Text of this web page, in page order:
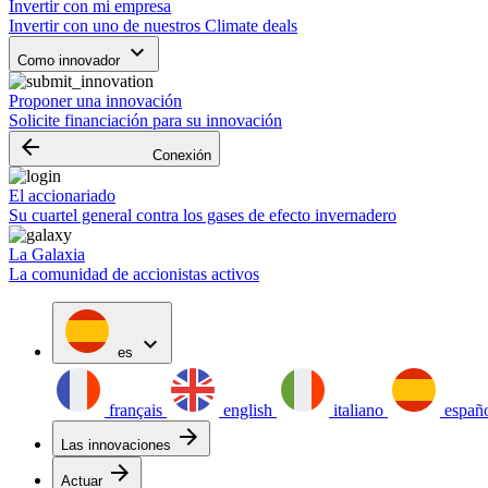
Invertir con mi empresa
Invertir con uno de nuestros Climate deals
Como innovador keyboard_arrow_down
Proponer una innovación
Solicite financiación para su innovación
arrow_backward Conexión
El accionariado
Su cuartel general contra los gases de efecto invernadero
La Galaxia
La comunidad de accionistas activos
es expand_more
français english italiano
Las innovaciones arrow_forward
Actuar arrow_forward